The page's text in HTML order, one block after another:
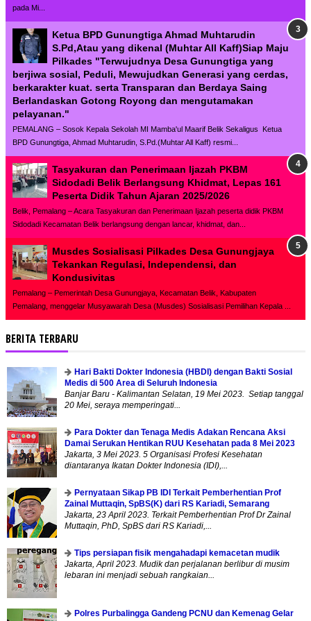
pada Mi...
Ketua BPD Gunungtiga Ahmad Muhtarudin
S.Pd,Atau yang dikenal (Muhtar All Kaff)Siap Maju
Pilkades "Terwujudnya Desa Gunungtiga yang
berjiwa sosial, Peduli, Mewujudkan Generasi yang cerdas,
berkarakter kuat. serta Transparan dan Berdaya Saing
Berlandaskan Gotong Royong dan mengutamakan
pelayanan."
PEMALANG – Sosok Kepala Sekolah MI Mamba'ul Maarif Belik Sekaligus Ketua
BPD Gunungtiga, Ahmad Muhtarudin, S.Pd.(Muhtar All Kaff) resmi...
Tasyakuran dan Penerimaan Ijazah PKBM
Sidodadi Belik Berlangsung Khidmat, Lepas 161
Peserta Didik Tahun Ajaran 2025/2026
Belik, Pemalang – Acara Tasyakuran dan Penerimaan Ijazah peserta didik PKBM
Sidodadi Kecamatan Belik berlangsung dengan lancar, khidmat, dan...
Musdes Sosialisasi Pilkades Desa Gunungjaya
Tekankan Regulasi, Independensi, dan
Kondusivitas
Pemalang – Pemerintah Desa Gunungjaya, Kecamatan Belik, Kabupaten
Pemalang, menggelar Musyawarah Desa (Musdes) Sosialisasi Pemilihan Kepala ...
BERITA TERBARU
Hari Bakti Dokter Indonesia (HBDI) dengan Bakti Sosial
Medis di 500 Area di Seluruh Indonesia
Banjar Baru - Kalimantan Selatan, 19 Mei 2023. Setiap tanggal
20 Mei, seraya memperingati...
Para Dokter dan Tenaga Medis Adakan Rencana Aksi
Damai Serukan Hentikan RUU Kesehatan pada 8 Mei 2023
Jakarta, 3 Mei 2023. 5 Organisasi Profesi Kesehatan
diantaranya Ikatan Dokter Indonesia (IDI),...
Pernyataan Sikap PB IDI Terkait Pemberhentian Prof
Zainal Muttaqin, SpBS(K) dari RS Kariadi, Semarang
Jakarta, 23 April 2023. Terkait Pemberhentian Prof Dr Zainal
Muttaqin, PhD, SpBS dari RS Kariadi,...
Tips persiapan fisik mengahadapi kemacetan mudik
Jakarta, April 2023. Mudik dan perjalanan berlibur di musim
lebaran ini menjadi sebuah rangkaian...
Polres Purbalingga Gandeng PCNU dan Kemenag Gelar